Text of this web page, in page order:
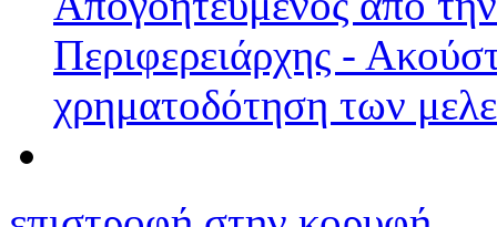
Περιφερειάρχης -
χρηματοδότηση των